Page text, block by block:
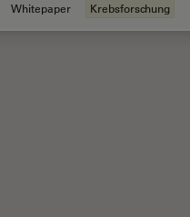
with Laser Microdissection (LMD)
Whitepaper Krebsforschung